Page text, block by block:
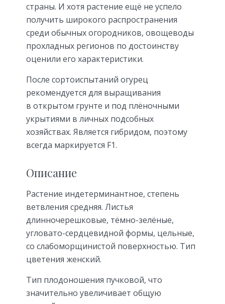
страны. И хотя растение ещё не успело
получить широкого распространения
среди обычных огородников, овощеводы
прохладных регионов по достоинству
оценили его характеристики.
После сортоиспытаний огурец
рекомендуется для выращивания
в открытом грунте и под плёночными
укрытиями в личных подсобных
хозяйствах. Является гибридом, поэтому
всегда маркируется F1.
Описание
Растение индетерминантное, степень
ветвления средняя. Листья
длинночерешковые, тёмно-зелёные,
угловато-сердцевидной формы, цельные,
со слабоморщинистой поверхностью. Тип
цветения женский.
Тип плодоношения пучковой, что
значительно увеличивает общую